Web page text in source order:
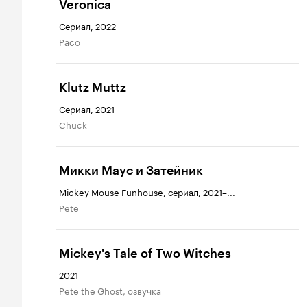
Veronica
Сериал, 2022
Paco
Klutz Muttz
Сериал, 2021
Chuck
Микки Маус и Затейник
Mickey Mouse Funhouse, сериал, 2021–...
Pete
Mickey's Tale of Two Witches
2021
Pete the Ghost, озвучка